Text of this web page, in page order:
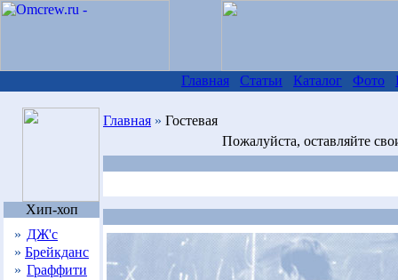
Хип-хоп
» ДЖ'с
» Брейкданс
» Граффити
Главная Статьи Каталог Фото
Главная » Гостевая
Пожалуйста, оставляйте